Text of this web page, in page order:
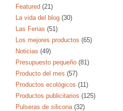
Featured (21)
La vida del blog (30)
Las Ferias (51)
Los mejores productos (65)
Noticias (49)
Presupuesto pequeño (81)
Producto del mes (57)
Productos ecológicos (11)
Productos publicitarios (125)
Pulseras de silicona (32)